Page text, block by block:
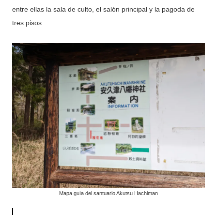
entre ellas la sala de culto, el salón principal y la pagoda de
tres pisos
Mapa guía del santuario Akutsu Hachiman